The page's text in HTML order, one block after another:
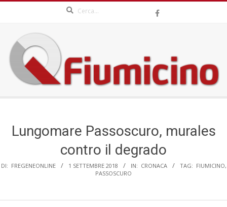
content
QFIUMICINO.COM
MenuLungomare Passoscuro, murales
contro il degrado
DI: FREGENEONLINE 1 SETTEMBRE 2018 IN: CRONACA TAG: FIUMICINO,
PASSOSCURO